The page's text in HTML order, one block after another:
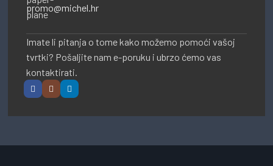
promo@michel.hr
Imate li pitanja o tome kako možemo pomoći vašoj
tvrtki? Pošaljite nam e-poruku i ubrzo ćemo vas
kontaktirati.